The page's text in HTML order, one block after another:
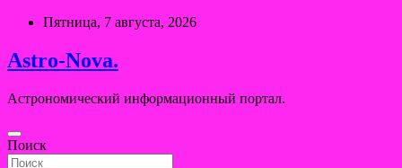
Перейти
содержимому
Пятница, 7 августа, 2026
Astro-Nova.
Астрономический информационный портал.
Поиск